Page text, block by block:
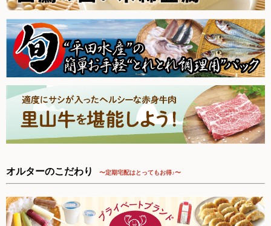
た。
2025.9.20【毎週土曜日更新！】品ものアイテムを更新しまし
た。
2025.9.13【毎週土曜日更新！】品ものアイテムを更新しまし
た。
2025.9.6【毎週土曜日更新！】品ものアイテムを更新しまし
た。
2025.8.30【毎週土曜日更新！】品ものアイテムを更新しまし
た。
2025.8.23【毎週土曜日更新！】品ものアイテムを更新しまし
た。
た。
2025.8.2【毎週土曜日更新！】品ものアイテムを更新しまし
た。
オルターのこだわり 〜定期宅配はとってもお得♪〜